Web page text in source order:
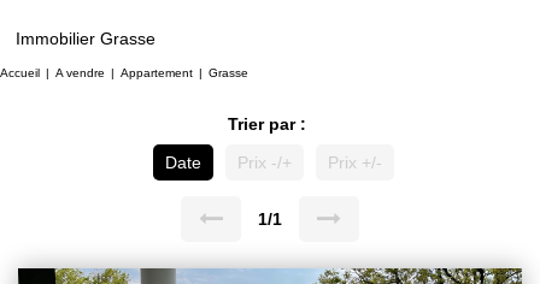
Immobilier Grasse
Accueil A vendre Appartement Grasse
Trier par :
Date
Prix -/+ Prix +/-
1/1